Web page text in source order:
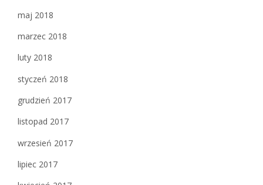
maj 2018
marzec 2018
luty 2018
styczeń 2018
grudzień 2017
listopad 2017
wrzesień 2017
lipiec 2017